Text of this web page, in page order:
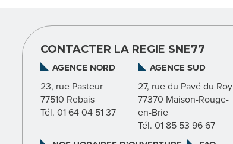
CONTACTER LA REGIE SNE77
AGENCE NORD
23, rue Pasteur
77510 Rebais
Tél. 01 64 04 51 37
AGENCE SUD
27, rue du Pavé du Roy
77370 Maison-Rouge-
en-Brie
Tél. 01 85 53 96 67